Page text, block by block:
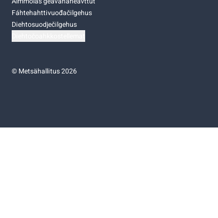
Fáhtehahttivuođačilgehus
Diehtosuodječilgehus
©Metsähallitus 2026